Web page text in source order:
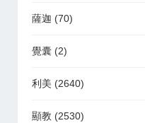
薩迦 (70)
覺囊 (2)
利美 (2640)
顯教 (2530)